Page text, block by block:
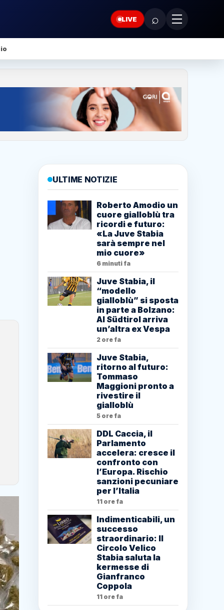
LIVE ⌕
ULTIME NOTIZIE
Roberto Amodio un
cuore gialloblù tra
ricordi e futuro:
«La Juve Stabia
sarà sempre nel
mio cuore»
6 minuti fa
Juve Stabia, il
“modello
gialloblù” si sposta
in parte a Bolzano:
Al Südtirol arriva
un’altra ex Vespa
2 ore fa
Juve Stabia,
ritorno al futuro:
Tommaso
Maggioni pronto a
rivestire il
gialloblù
5 ore fa
DDL Caccia, il
Parlamento
accelera: cresce il
confronto con
l’Europa. Rischio
sanzioni pecuniare
per l’Italia
11 ore fa
Indimenticabili, un
successo
straordinario: Il
Circolo Velico
Stabia saluta la
kermesse di
Gianfranco
Coppola
11 ore fa